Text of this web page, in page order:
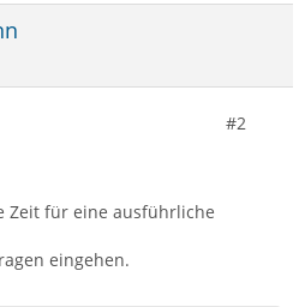
#2
Zeit für eine ausführliche
eingehen.